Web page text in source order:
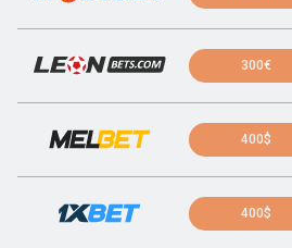
300€
400$
400$